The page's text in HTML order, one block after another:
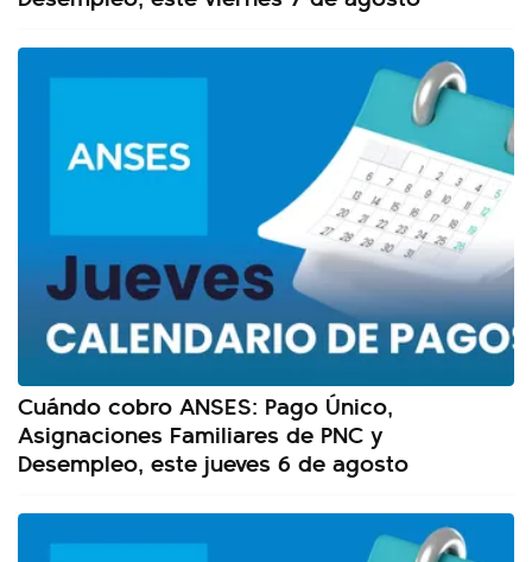
Cuándo cobro ANSES: Pago Único,
Asignaciones Familiares de PNC y
Desempleo, este jueves 6 de agosto